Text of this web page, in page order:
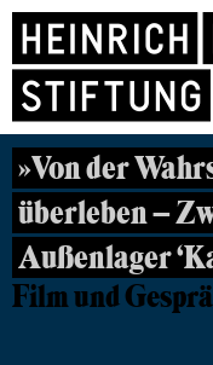
»Von der
überleben –
Außenlager
Film und